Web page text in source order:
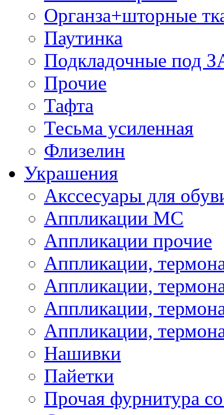
Органза+шторные
Паутинка
Подкладочные под
Прочие
Тафта
Тесьма усиленная
Флизелин
Украшения
Акссесуары для
Аппликации МС
Аппликации прочие
Аппликации,
Аппликации,
Аппликации,
Аппликации,
Нашивки
Пайетки
Прочая фурнитура